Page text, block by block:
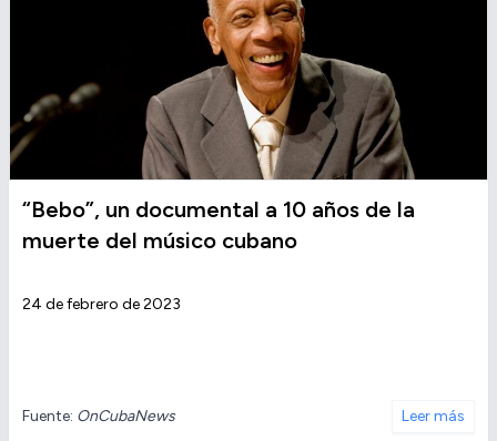
“Bebo”, un documental a 10 años de la
muerte del músico cubano
24 de febrero de 2023
Fuente: OnCubaNews Leer más